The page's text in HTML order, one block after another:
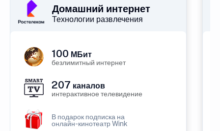
Домашний интернет
Технологии развлечения
100 МБит
безлимитный интернет
207 каналов
интерактивное телевидение
В подарок подписка на
онлайн-кинотеатр Wink